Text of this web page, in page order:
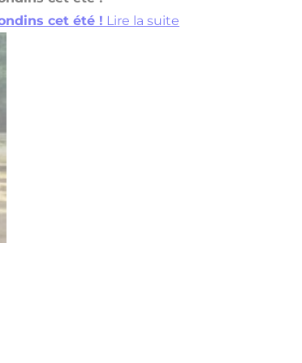
cet été ! Lire la suite